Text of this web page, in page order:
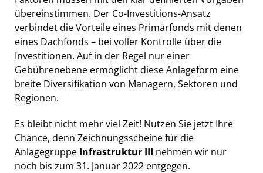
übereinstimmen. Der Co-Investitions-Ansatz
verbindet die Vorteile eines Primärfonds mit denen
eines Dachfonds – bei voller Kontrolle über die
Investitionen. Auf in der Regel nur einer
Gebührenebene ermöglicht diese Anlageform eine
breite Diversifikation von Managern, Sektoren und
Regionen.
Es bleibt nicht mehr viel Zeit! Nutzen Sie jetzt Ihre
Chance, denn Zeichnungsscheine für die
Anlagegruppe Infrastruktur III nehmen wir nur
noch bis zum 31. Januar 2022 entgegen.